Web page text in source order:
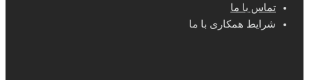
تماس با ما
شرایط همکاری با ما